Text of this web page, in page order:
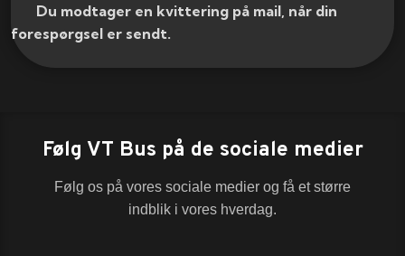
​ Du modtager en kvittering på mail, når din
forespørgsel er sendt.​
Følg VT Bus på de sociale medier
Følg os på vores sociale medier og få et større
indblik i vores hverdag.